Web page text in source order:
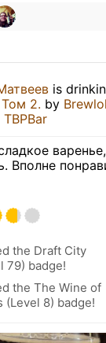
is
2. by
TBPBar
Вполне
the Draft City
79) badge!
the The Wine of
(Level 8) badge!